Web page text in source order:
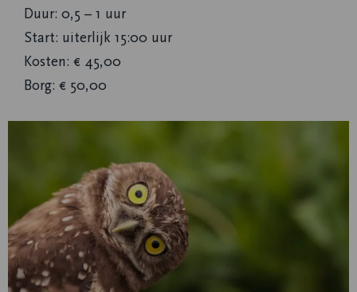
Duur: 0,5 – 1 uur
Start: uiterlijk 15:00 uur
Kosten: € 45,00
Borg: € 50,00